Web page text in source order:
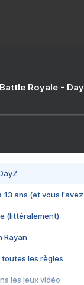
Royale -
13 ans (et vous
(littéralement)
Rayan
toutes les règles
les jeux vidéo